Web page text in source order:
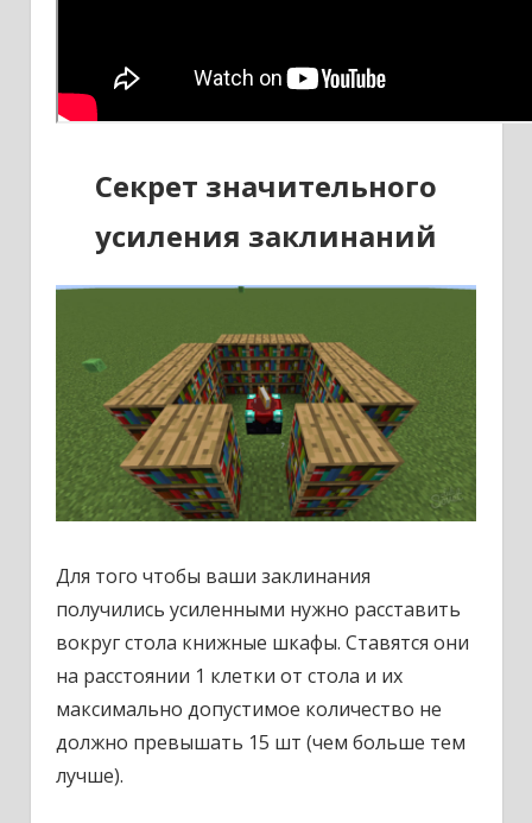
Секрет значительного
усиления заклинаний
Для того чтобы ваши заклинания
получились усиленными нужно расставить
вокруг стола книжные шкафы. Ставятся они
на расстоянии 1 клетки от стола и их
максимально допустимое количество не
должно превышать 15 шт (чем больше тем
лучше).